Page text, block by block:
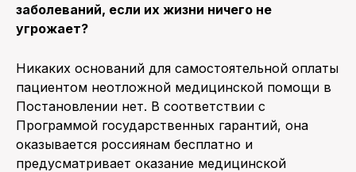
заболеваний, если их жизни ничего не
угрожает?
Никаких оснований для самостоятельной оплаты
пациентом неотложной медицинской помощи в
Постановлении нет. В соответствии с
Программой государственных гарантий, она
оказывается россиянам бесплатно и
предусматривает оказание медицинской